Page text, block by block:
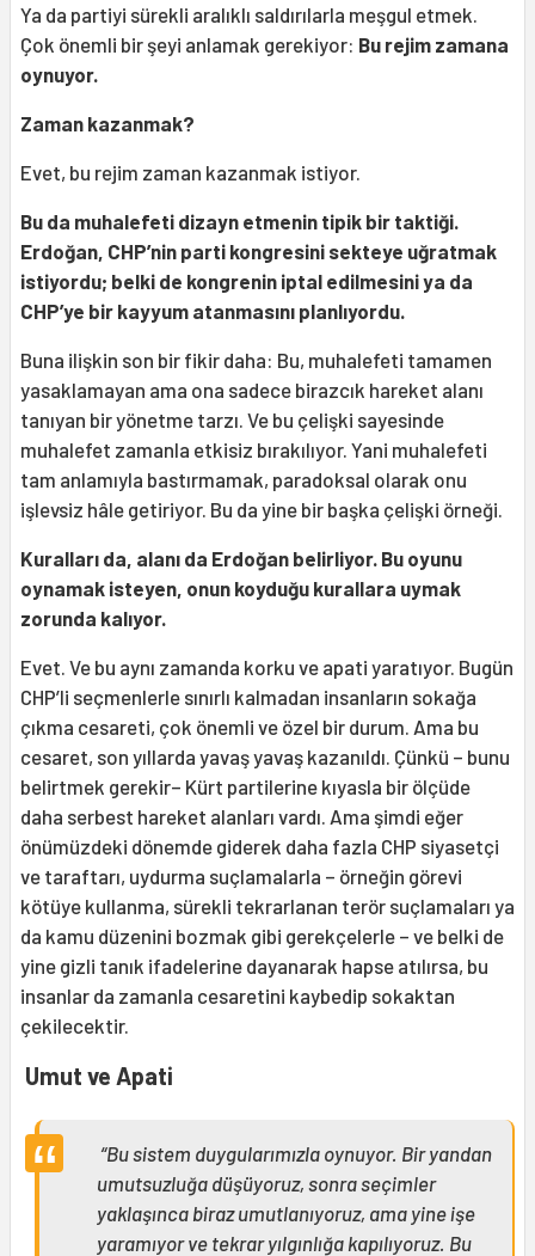
Ya da partiyi sürekli aralıklı saldırılarla meşgul etmek.
Çok önemli bir şeyi anlamak gerekiyor: Bu rejim zamana
oynuyor.
Zaman kazanmak?
Evet, bu rejim zaman kazanmak istiyor.
Bu da muhalefeti dizayn etmenin tipik bir taktiği.
Erdoğan, CHP’nin parti kongresini sekteye uğratmak
istiyordu; belki de kongrenin iptal edilmesini ya da
CHP’ye bir kayyum atanmasını planlıyordu.
Buna ilişkin son bir fikir daha: Bu, muhalefeti tamamen
yasaklamayan ama ona sadece birazcık hareket alanı
tanıyan bir yönetme tarzı. Ve bu çelişki sayesinde
muhalefet zamanla etkisiz bırakılıyor. Yani muhalefeti
tam anlamıyla bastırmamak, paradoksal olarak onu
işlevsiz hâle getiriyor. Bu da yine bir başka çelişki örneği.
Kuralları da, alanı da Erdoğan belirliyor. Bu oyunu
oynamak isteyen, onun koyduğu kurallara uymak
zorunda kalıyor.
Evet. Ve bu aynı zamanda korku ve apati yaratıyor. Bugün
CHP’li seçmenlerle sınırlı kalmadan insanların sokağa
çıkma cesareti, çok önemli ve özel bir durum. Ama bu
cesaret, son yıllarda yavaş yavaş kazanıldı. Çünkü – bunu
belirtmek gerekir– Kürt partilerine kıyasla bir ölçüde
daha serbest hareket alanları vardı. Ama şimdi eğer
önümüzdeki dönemde giderek daha fazla CHP siyasetçi
ve taraftarı, uydurma suçlamalarla – örneğin görevi
kötüye kullanma, sürekli tekrarlanan terör suçlamaları ya
da kamu düzenini bozmak gibi gerekçelerle – ve belki de
yine gizli tanık ifadelerine dayanarak hapse atılırsa, bu
insanlar da zamanla cesaretini kaybedip sokaktan
çekilecektir.
Umut ve Apati
“Bu sistem duygularımızla oynuyor. Bir yandan
umutsuzluğa düşüyoruz, sonra seçimler
yaklaşınca biraz umutlanıyoruz, ama yine işe
yaramıyor ve tekrar yılgınlığa kapılıyoruz. Bu